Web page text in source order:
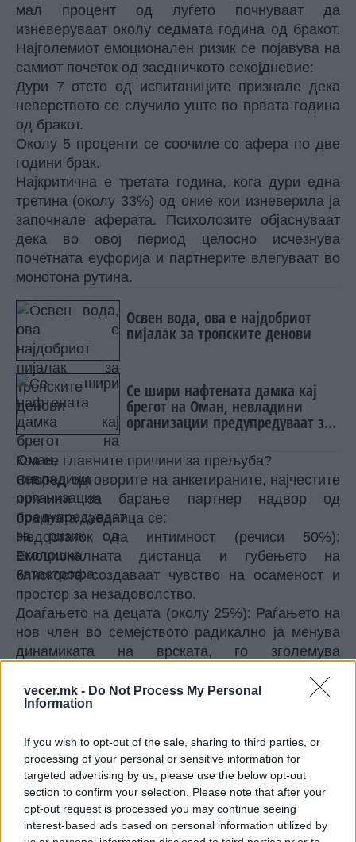
vecer.mk - Do Not Process My Personal
Information
If you wish to opt-out of the sale, sharing to third parties, or
processing of your personal or sensitive information for
targeted advertising by us, please use the below opt-out
section to confirm your selection. Please note that after your
opt-out request is processed you may continue seeing
interest-based ads based on personal information utilized by
мал процент од луѓето почнуваат да
изневеруваат околу седмата година од бракот.
Најголемиот емоционален ризик се појавува на
самиот почеток од заедничкото секојдневие:
Дури 7 отсто од испитаниците признале дека
неверството се случило уште во првата година
од бракот.
Околу 5 проценти се соочиле со афера по две
години брак.
Најкритична е третата година, кога дури една
третина (околу 33%) од оние кои изневерила ја
започнале аферата. Психолозите објаснуваат
дека во овој период целосно исчезнува
почетната еуфорија и партнерите влегуваат во
монотона рутина.
Освен вода, ова е најдобриот
пијалак за тропските денови
Се шири нафтената дамка кај
брегот на Оман, невладини
организации предупредуваат за
Кои се главните причини за прељуба?
Според одговорите на анкетираните, најчестите
причини за барање партнер надвор од
брачната заедница се:
Недостаток на интимност (речиси 50%):
Емоционалната дистанца и губењето на
блискоста создаваат чувство на осаменост и
простор за незадоволство.
Доаѓањето на децата (околу 25%): Раѓањето на
нов член во семејството радикално ја менува
динамиката на врската, го зголемува
партнерите можат да си го посветат еден на
друг.
за ново возбудување надвор од секојдневните
обврски ги наведува партнерите на ризични
чекори.
Обновата на довербата е долготраен процес
Изневерувањето останува еден од најтешките